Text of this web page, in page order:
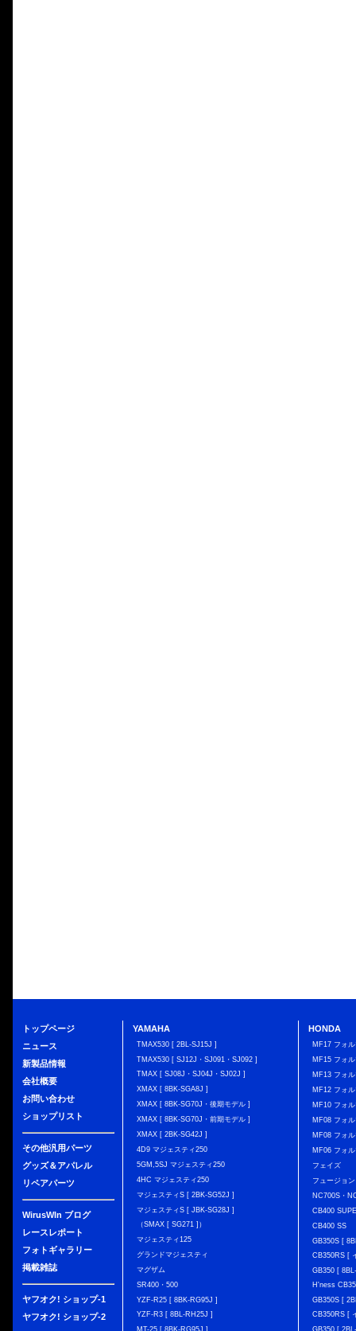
トップページ
ニュース
新製品情報
会社概要
お問い合わせ
ショップリスト
その他汎用パーツ
グッズ＆アパレル
リペアパーツ
WirusWIn ブログ
レースレポート
フォトギャラリー
掲載雑誌
ヤフオク! ショップ-1
ヤフオク! ショップ-2
YAMAHA
TMAX530 [ 2BL-SJ15J ]
TMAX530 [ SJ12J・SJ091・SJ092 ]
TMAX [ SJ08J・SJ04J・SJ02J ]
XMAX [ 8BK-SGA8J ]
XMAX [ 8BK-SG70J・後期モデル ]
XMAX [ 8BK-SG70J・前期モデル ]
XMAX [ 2BK-SG42J ]
4D9 マジェスティ250
5GM,5SJ マジェスティ250
4HC マジェスティ250
マジェスティS [ 2BK-SG52J ]
マジェスティS [ JBK-SG28J ]
（SMAX [ SG271 ]）
マジェスティ125
グランドマジェスティ
マグザム
SR400・500
YZF-R25 [ 8BK-RG95J ]
YZF-R3 [ 8BL-RH25J ]
MT-25 [ 8BK-RG95J ]
HONDA
MF17 フォ
MF15 フォ
MF13 フォ
MF12 フォ
MF10 フォ
MF08 フォ
MF08 フォ
MF06 フォ
フェイズ
フュージョン
NC700S・
CB400
CB400 SS
GB350S [
CB350RS [
GB350 [
H'ness
GB350S [
CB350RS [
GB350 [